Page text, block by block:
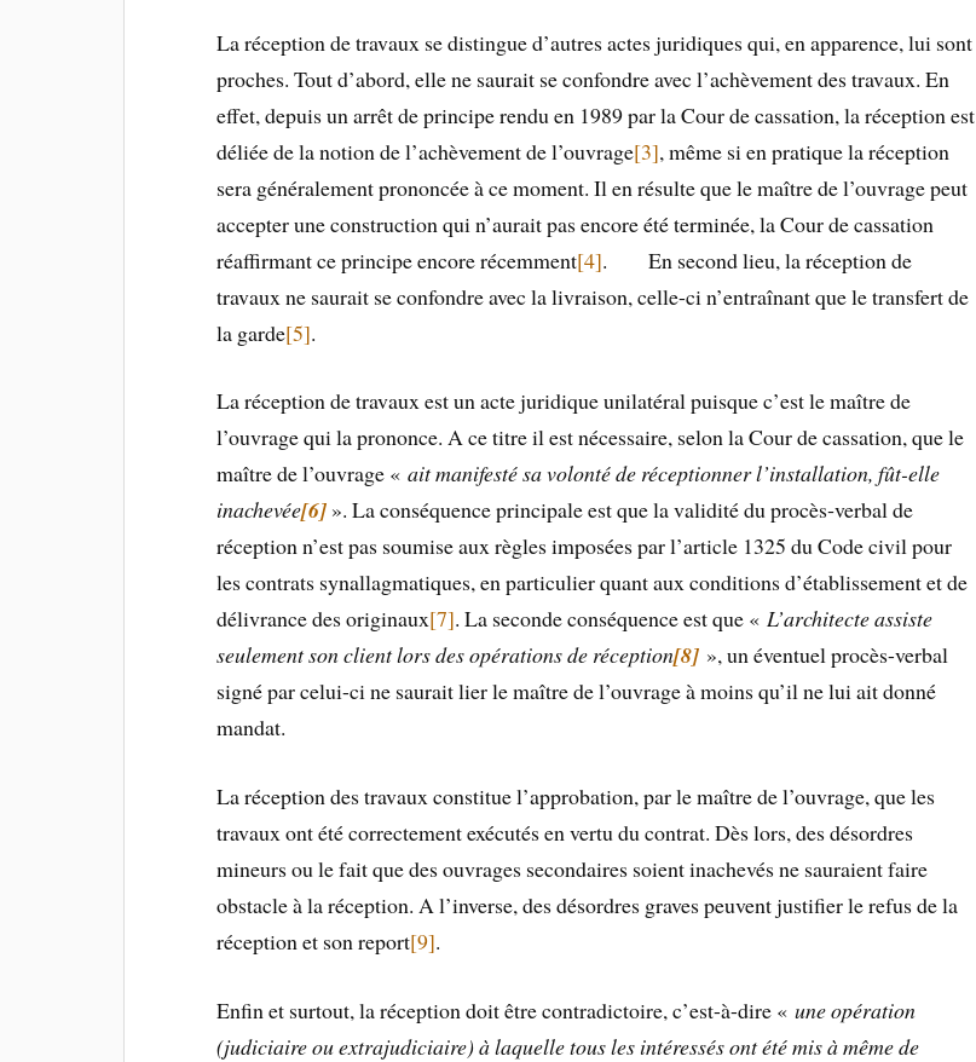
La réception de travaux se distingue d’autres actes juridiques qui, en apparence, lui sont
proches. Tout d’abord, elle ne saurait se confondre avec l’achèvement des travaux. En
effet, depuis un arrêt de principe rendu en 1989 par la Cour de cassation, la réception est
déliée de la notion de l’achèvement de l’ouvrage[3], même si en pratique la réception
sera généralement prononcée à ce moment. Il en résulte que le maître de l’ouvrage peut
accepter une construction qui n’aurait pas encore été terminée, la Cour de cassation
réaffirmant ce principe encore récemment[4]. En second lieu, la réception de
travaux ne saurait se confondre avec la livraison, celle-ci n’entraînant que le transfert de
la garde[5].
La réception de travaux est un acte juridique unilatéral puisque c’est le maître de
l’ouvrage qui la prononce. A ce titre il est nécessaire, selon la Cour de cassation, que le
maître de l’ouvrage «ait manifesté sa volonté de réceptionner l’installation, fût-elle
inachevée[6] ». La conséquence principale est que la validité du procès‐verbal de
réception n’est pas soumise aux règles imposées par l’article 1325 du Code civil pour
les contrats synallagmatiques, en particulier quant aux conditions d’établissement et de
délivrance des originaux[7]. La seconde conséquence est que «L’architecte assiste
seulement son client lors des opérations de réception[8] », un éventuel procès-verbal
signé par celui-ci ne saurait lier le maître de l’ouvrage à moins qu’il ne lui ait donné
mandat.
La réception des travaux constitue l’approbation, par le maître de l’ouvrage, que les
travaux ont été correctement exécutés en vertu du contrat. Dès lors, des désordres
mineurs ou le fait que des ouvrages secondaires soient inachevés ne sauraient faire
obstacle à la réception. A l’inverse, des désordres graves peuvent justifier le refus de la
réception et son report[9].
Enfin et surtout, la réception doit être contradictoire, c’est-à-dire «une opération
(judiciaire ou extrajudiciaire) à laquelle tous les intéressés ont été mis à même de